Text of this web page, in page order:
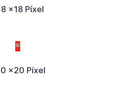
x18 Píxel
x20 Píxel